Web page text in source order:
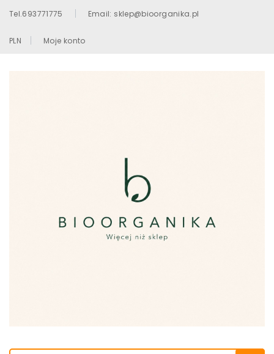
Tel.693771775 Email: sklep@bioorganika.pl
PLN Moje konto